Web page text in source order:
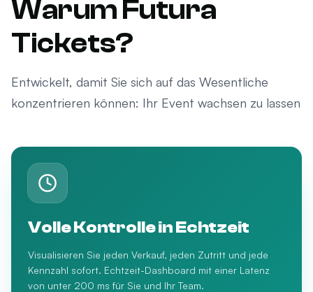
Warum Futura
Tickets?
Entwickelt, damit Sie sich auf das Wesentliche
konzentrieren können: Ihr Event wachsen zu lassen
Volle Kontrolle in Echtzeit
Visualisieren Sie jeden Verkauf, jeden Zutritt und jede
Kennzahl sofort. Echtzeit-Dashboard mit einer Latenz
von unter 200 ms für Sie und Ihr Team.